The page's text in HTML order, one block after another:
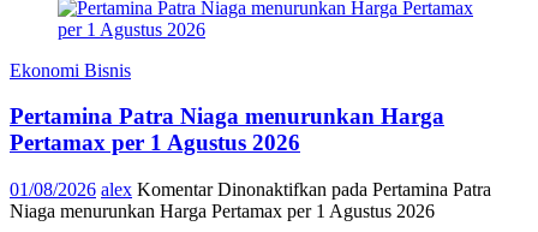
Ekonomi Bisnis
Pertamina Patra Niaga menurunkan Harga
Pertamax per 1 Agustus 2026
01/08/2026 alex Komentar Dinonaktifkan pada Pertamina Patra
Niaga menurunkan Harga Pertamax per 1 Agustus 2026